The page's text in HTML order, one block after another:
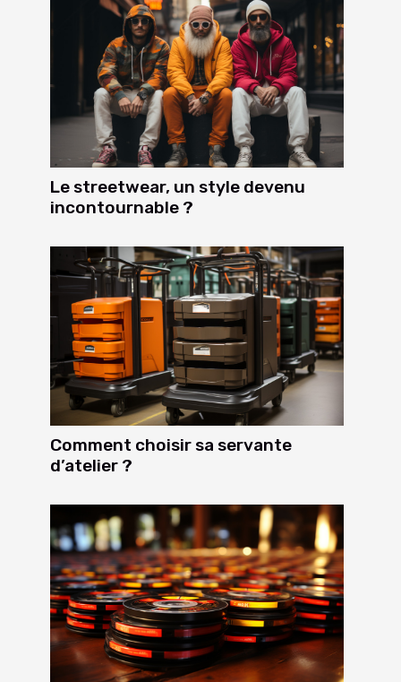
Le streetwear, un style devenu
incontournable ?
Comment choisir sa servante
d’atelier ?